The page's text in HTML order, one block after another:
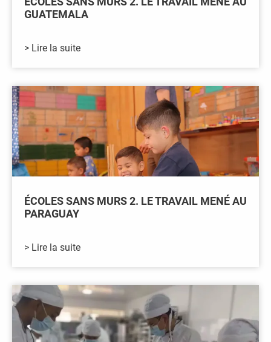
GUATEMALA
> Lire la suite
ÉCOLES SANS MURS 2. LE TRAVAIL MENÉ AU
PARAGUAY
> Lire la suite